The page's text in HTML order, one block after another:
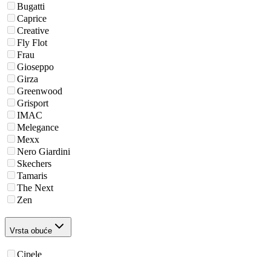
Bugatti
Caprice
Creative
Fly Flot
Frau
Gioseppo
Girza
Greenwood
Grisport
IMAC
Melegance
Mexx
Nero Giardini
Skechers
Tamaris
The Next
Zen
Vrsta obuće
Cipele